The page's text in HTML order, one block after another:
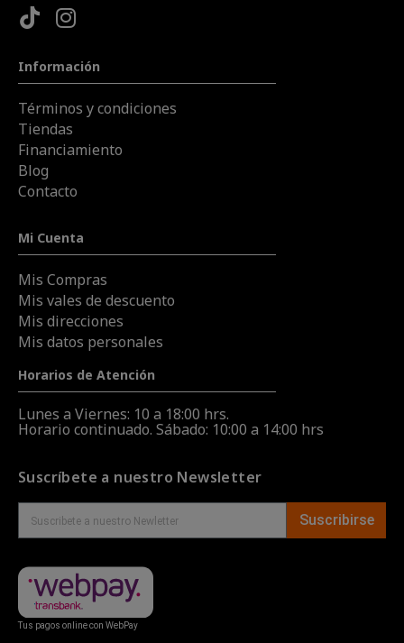
Información
Términos y condiciones
Tiendas
Financiamiento
Blog
Contacto
Mi Cuenta
Mis Compras
Mis vales de descuento
Mis direcciones
Mis datos personales
Horarios de Atención
Lunes a Viernes: 10 a 18:00 hrs.
Horario continuado. Sábado: 10:00 a 14:00 hrs
Suscríbete a nuestro Newsletter
Suscribirse
Tus pagos online con WebPay